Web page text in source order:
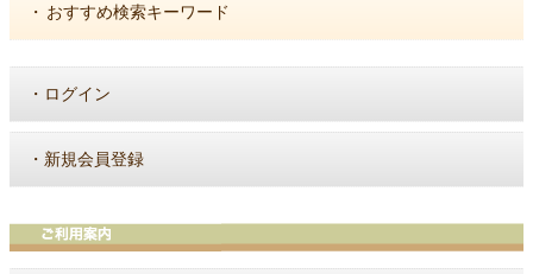
・ おすすめ検索キーワード
・ ログイン
・ 新規会員登録